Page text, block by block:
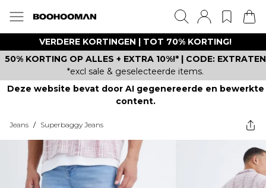
VERDERE KORTINGEN | TOT 70% KORTING!
50% KORTING OP ALLES + EXTRA 10%!* | CODE: EXTRATEN
*excl sale & geselecteerde items.
Deze website bevat door AI gegenereerde en bewerkte
content.
Jeans / Superbaggy Jeans